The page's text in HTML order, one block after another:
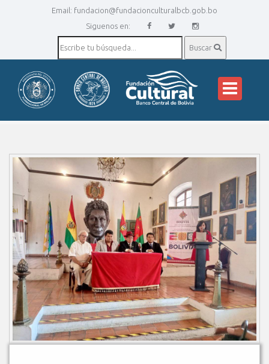
Email: fundacion@fundacionculturalbcb.gob.bo
Siguenos en:
Buscar